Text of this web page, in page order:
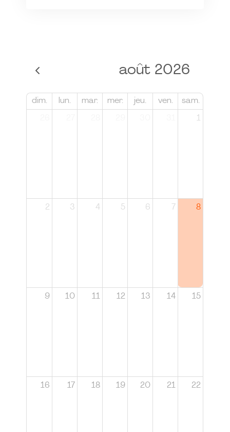
août 2026
dim. lun. mar. mer. jeu. ven. sam.
1
2 3 4 5 6 7 8
9 10 11 12 13 14 15
16 17 18 19 20 21 22